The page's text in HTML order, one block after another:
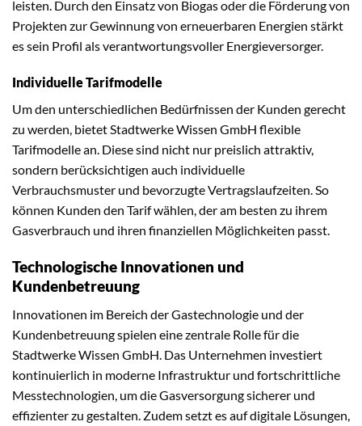
leisten. Durch den Einsatz von Biogas oder die Förderung von
Projekten zur Gewinnung von erneuerbaren Energien stärkt
es sein Profil als verantwortungsvoller Energieversorger.
Individuelle Tarifmodelle
Um den unterschiedlichen Bedürfnissen der Kunden gerecht
zu werden, bietet Stadtwerke Wissen GmbH flexible
Tarifmodelle an. Diese sind nicht nur preislich attraktiv,
sondern berücksichtigen auch individuelle
Verbrauchsmuster und bevorzugte Vertragslaufzeiten. So
können Kunden den Tarif wählen, der am besten zu ihrem
Gasverbrauch und ihren finanziellen Möglichkeiten passt.
Technologische Innovationen und
Kundenbetreuung
Innovationen im Bereich der Gastechnologie und der
Kundenbetreuung spielen eine zentrale Rolle für die
Stadtwerke Wissen GmbH. Das Unternehmen investiert
kontinuierlich in moderne Infrastruktur und fortschrittliche
Messtechnologien, um die Gasversorgung sicherer und
effizienter zu gestalten. Zudem setzt es auf digitale Lösungen,